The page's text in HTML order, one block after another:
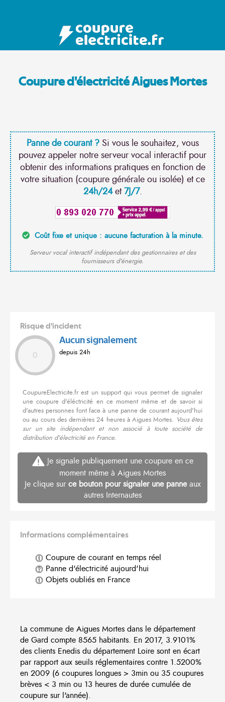
Coupure d'électricité Aigues Mortes
Panne de courant ?Si vous le souhaitez, vous
pouvez appeler notre serveur vocal interactif pour
obtenir des informations pratiques en fonction de
votre situation (coupure générale ou isolée) et ce
24h/24et7J/7.
Coût fixe et unique : aucune facturation à la minute.
Serveur vocal interactif indépendant des gestionnaires et des
fournisseurs d'énergie.
Risque d'incident
0
Aucun signalement
depuis 24h
CoupureElectricite.fr est un support qui vous permet de signaler
une coupure d'éléctricité en ce moment même et de savoir si
d'autres personnes font face à une panne de courant aujourd'hui
ou au cours des dernières 24 heures à Aigues Mortes. Vous êtes
sur un site indépendant et non associé à toute société de
distribution d'électricité en France.
Je signale publiquement une coupure en ce
moment même à Aigues Mortes
Je clique sur ce bouton pour signaler une panneaux
autres Internautes
Informations complémentaires
Coupure de courant en temps réel
Panne d'électricité aujourd'hui
Objets oubliés en France
La commune de Aigues Mortes dans le département
de Gard compte 8565 habitants. En 2017, 3.9101%
des clients Enedis du département Loire sont en écart
par rapport aux seuils réglementaires contre 1.5200%
en 2009 (6 coupures longues > 3min ou 35 coupures
brèves < 3 min ou 13 heures de durée cumulée de
coupure sur l'année).